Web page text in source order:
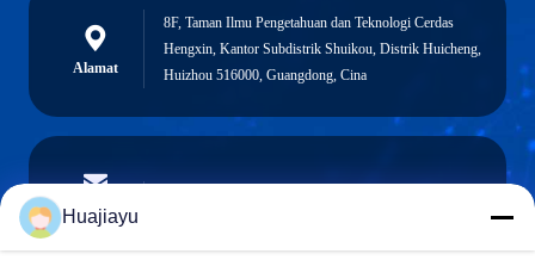
Alamat
8F, Taman Ilmu Pengetahuan dan Teknologi Cerdas
Hengxin, Kantor Subdistrik Shuikou, Distrik Huicheng,
Huizhou 516000, Guangdong, Cina
E-mail
Huajiayu